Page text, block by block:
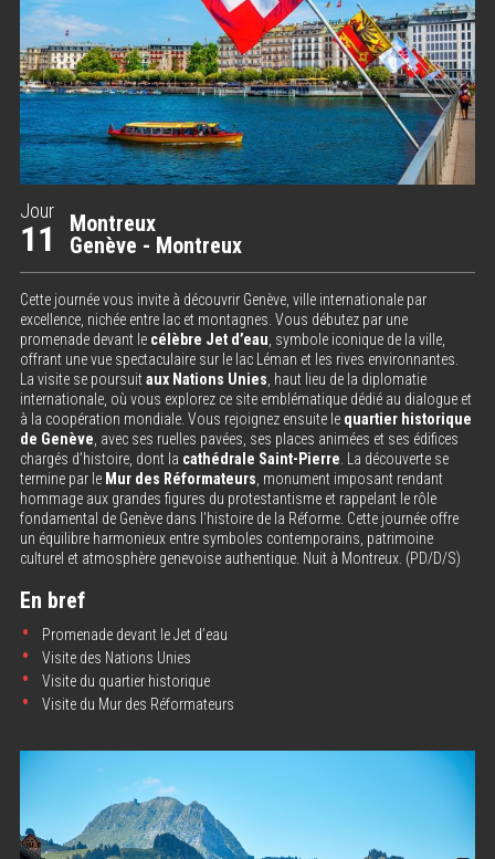
Jour
11
Montreux
Genève - Montreux
Cette journée vous invite à découvrir Genève, ville internationale par
excellence, nichée entre lac et montagnes. Vous débutez par une
promenade devant le célèbre Jet d’eau , symbole iconique de la ville,
offrant une vue spectaculaire sur le lac Léman et les rives environnantes.
La visite se poursuit aux Nations Unies , haut lieu de la diplomatie
internationale, où vous explorez ce site emblématique dédié au dialogue et
à la coopération mondiale. Vous rejoignez ensuite le quartier historique
de Genève , avec ses ruelles pavées, ses places animées et ses édifices
chargés d’histoire, dont la cathédrale Saint-Pierre . La découverte se
termine par le Mur des Réformateurs , monument imposant rendant
hommage aux grandes figures du protestantisme et rappelant le rôle
fondamental de Genève dans l’histoire de la Réforme. Cette journée offre
un équilibre harmonieux entre symboles contemporains, patrimoine
culturel et atmosphère genevoise authentique. Nuit à Montreux. (PD/D/S)
En bref
Promenade devant le Jet d’eau
Visite des Nations Unies
Visite du quartier historique
Visite du Mur des Réformateurs